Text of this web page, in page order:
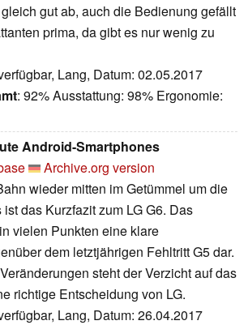
gut ab, auch die Bedienung gefällt
prima, da gibt es nur wenig zu
Lang, Datum: 02.05.2017
: 92% Ausstattung: 98% Ergonomie:
Android-Smartphones
Archive.org version
wieder mitten im Getümmel um die
das Kurzfazit zum LG G6. Das
vielen Punkten eine klare
dem letztjährigen Fehltritt G5 dar.
steht der Verzicht auf das
richtige Entscheidung von LG.
Lang, Datum: 26.04.2017